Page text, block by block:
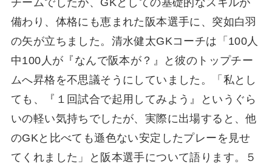
チームでしたが、GKとしての基礎的なスキルが
備わり、体格にも恵まれた阪本選手に、突如白羽
の矢が立ちました。清水健太GKコーチは「100人
中100人が『なんで阪本が？』と彼のトップチー
ムへ昇格を不思議そうにしていました。「私とし
ても、『１回試合で起用してみよう』というぐら
いの軽い気持ちでしたが、実際に出場すると、他
のGKと比べても遜色ない安定したプレーを見せ
てくれました」と阪本選手について語ります。５